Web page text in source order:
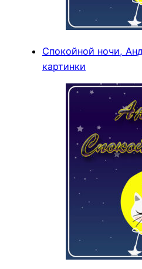
Спокойной ночи,
картинки